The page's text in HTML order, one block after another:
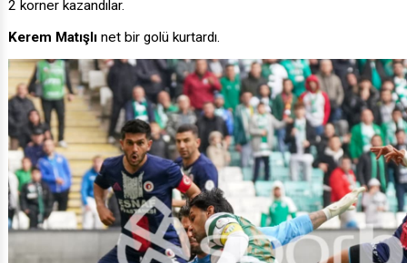
2 korner kazandılar.
Kerem Matışlı net bir golü kurtardı.